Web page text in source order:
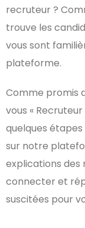
recruteur ?
trouve les
vous sont
plateforme.
Comme promis
vous «
quelques
sur notre
explications des
connecter et
suscitées pour